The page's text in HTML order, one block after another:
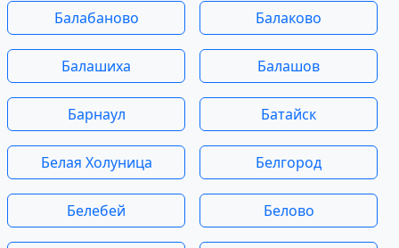
Балабаново Балаково
Балашиха Балашов
Барнаул Батайск
Белая Холуница Белгород
Белебей Белово